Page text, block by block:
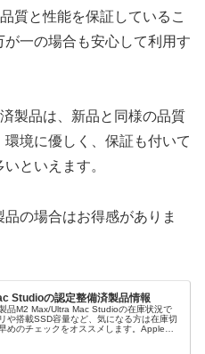
質と性能を保証しているこ
一の場合も安心して利用す
製品は、新品と同様の品質
境に優しく、保証も付いて
といえます。
の場合はお得感がありま
Studioの認定整備済製品情報
品M2 Max/Ultra Mac Studioの在庫状況で
や搭載SSD容量など、気になる方は在庫切
めのチェックをオススメします。Apple認